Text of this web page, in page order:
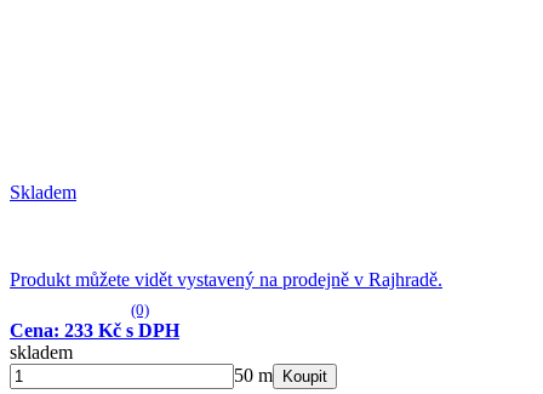
Skladem
Produkt můžete vidět vystavený na prodejně v Rajhradě.
(0)
Cena: 233 Kč s DPH
skladem
50 m
Koupit